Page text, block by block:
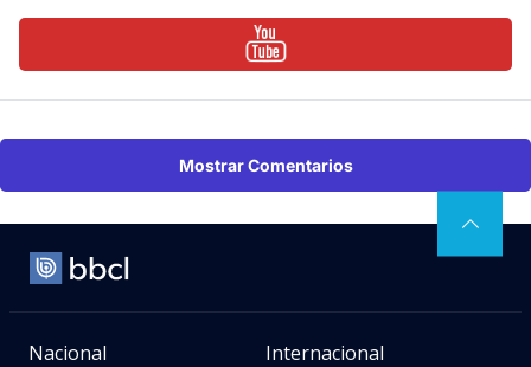
Mostrar Comentarios
Nacional Internacional